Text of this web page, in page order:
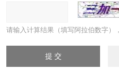
请输入计算结果（填写阿拉伯数字）